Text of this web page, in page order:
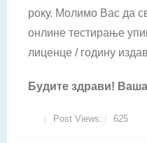
року. Молимо Вас да
онлине тестирање
лиценце / годину
Будите здрави!
Post Views: 625